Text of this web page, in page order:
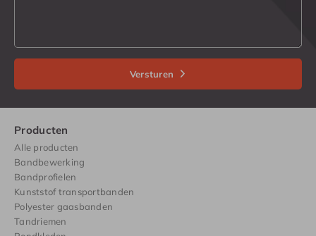
Versturen
Producten
Alle producten
Bandbewerking
Bandprofielen
Kunststof transportbanden
Polyester gaasbanden
Tandriemen